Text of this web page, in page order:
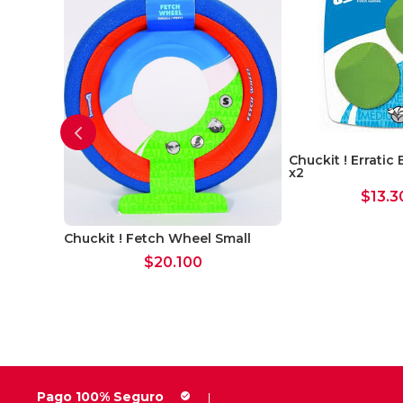
Chuckit ! Fetch Wheel Small
$20.100
Chuckit ! Erratic
x2
$
Pago 100% Seguro check_circle